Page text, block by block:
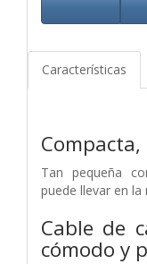
Características
Tan pequeña
puede llevar en
Cable de
cómodo y